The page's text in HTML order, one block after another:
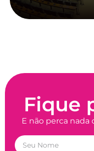
Fique
E não perca nada